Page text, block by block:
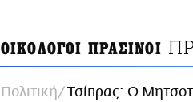
ΟΙΚΟΛΟΓΟΙ ΠΡΑΣΙΝΟΙ
Πολιτική
Τσίπρας: Ο